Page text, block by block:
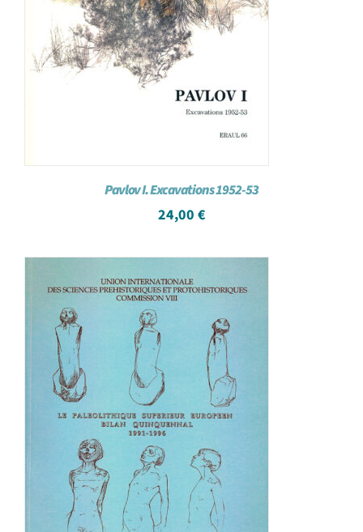
Pavlov I. Excavations 1952-53
24,00 €